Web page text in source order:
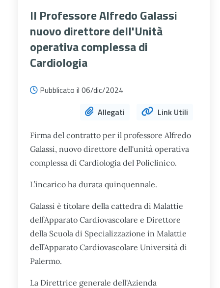
Il Professore Alfredo Galassi
nuovo direttore dell'Unità
operativa complessa di
Cardiologia
Pubblicato il 06/dic/2024
Allegati
Link Utili
Firma del contratto per il professore Alfredo
Galassi, nuovo direttore dell'unità operativa
complessa di Cardiologia del Policlinico.
L’incarico ha durata quinquennale.
Galassi è titolare della cattedra di Malattie
dell’Apparato Cardiovascolare e Direttore
della Scuola di Specializzazione in Malattie
dell’Apparato Cardiovascolare Università di
Palermo.
La Direttrice generale dell'Azienda